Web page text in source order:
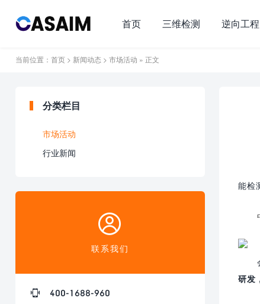
首页 三维检测 逆向工程
当前位置： 首页> 新闻动态 > 市场活动 » 正文
能检
研发
分类栏目
市场活动
行业新闻
联系我们
400-1688-960